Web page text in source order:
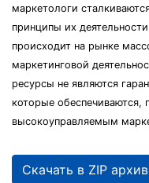
маркетологи
принципы их
происходит на рынке
маркетинговой
ресурсы не являются
которые обеспечиваются,
высокоуправляемым
Скачать в ZIP